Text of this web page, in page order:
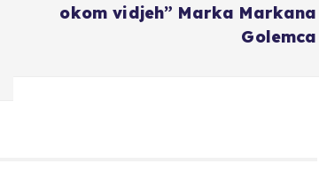
okom vidjeh” Marka Markana
Golemca